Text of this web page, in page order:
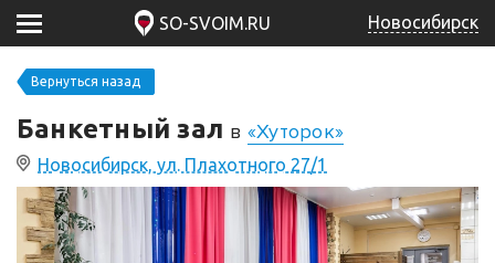
SO-SVOIM.RU Новосибирск
Вернуться назад
Банкетный зал в «Хуторок»
Новосибирск, ул. Плахотного 27/1